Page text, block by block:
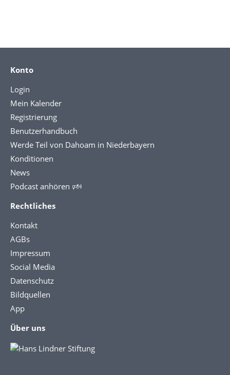
Konto
Login
Mein Kalender
Registrierung
Benutzerhandbuch
Werde Teil von Dahoam in Niederbayern
Konditionen
News
Podcast anhören 🕬
Rechtliches
Kontakt
AGBs
Impressum
Social Media
Datenschutz
Bildquellen
App
Über uns